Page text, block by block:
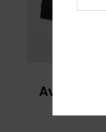
Avis clients